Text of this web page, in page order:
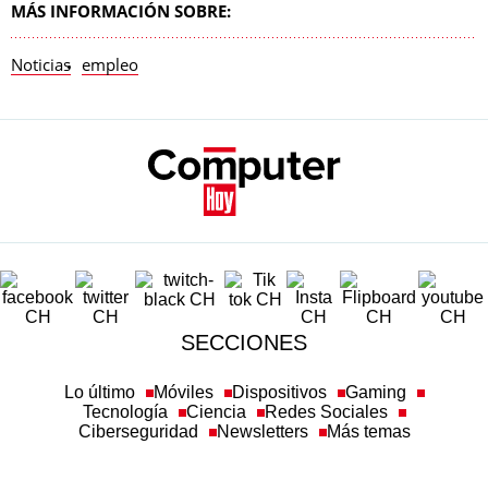
MÁS INFORMACIÓN SOBRE:
Noticias empleo
SECCIONES
Lo último Móviles Dispositivos
Gaming
Tecnología
Ciencia
Redes Sociales
Ciberseguridad
Newsletters Más temas